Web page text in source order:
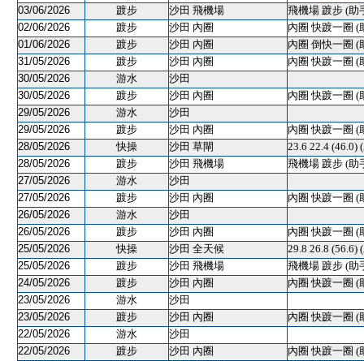
03/06/2026
踱步 沙田 飛機場
飛機場 踱步 (助
02/06/2026
踱步 沙田 內圈
內圈 快踱一圈 (
01/06/2026
踱步 沙田 內圈
內圈 倒快一圈 (
31/05/2026
踱步 沙田 內圈
內圈 快踱一圈 (
30/05/2026
游水
沙田
30/05/2026
踱步 沙田 內圈
內圈 快踱一圈 (
29/05/2026
游水
沙田
29/05/2026
踱步 沙田 內圈
內圈 快踱一圈 (
28/05/2026
快操 沙田 草閘
23.6 22.4 (46.0)
28/05/2026
踱步 沙田 飛機場
飛機場 踱步 (助
27/05/2026
游水
沙田
27/05/2026
踱步 沙田 內圈
內圈 快踱一圈 (
26/05/2026
游水
沙田
26/05/2026
踱步 沙田 內圈
內圈 快踱一圈 (
25/05/2026
快操 沙田 全天候
29.8 26.8 (56.6)
25/05/2026
踱步 沙田 飛機場
飛機場 踱步 (助
24/05/2026
踱步 沙田 內圈
內圈 快踱一圈 (
23/05/2026
游水
沙田
23/05/2026
踱步 沙田 內圈
內圈 快踱一圈 (
22/05/2026
游水
沙田
22/05/2026
踱步 沙田 內圈
內圈 快踱一圈 (